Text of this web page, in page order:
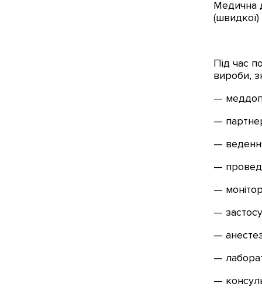
Медична
Під час
вироби,
—
—
—
—
—
—
—
—
—